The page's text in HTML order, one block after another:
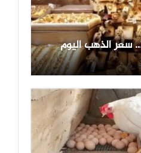
5975 جنيها لعيار 21.. سعر الذهب اليوم